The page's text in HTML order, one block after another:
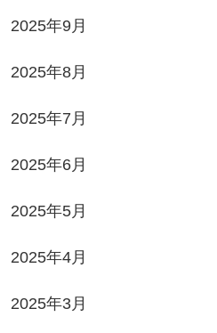
2025年9月
2025年8月
2025年7月
2025年6月
2025年5月
2025年4月
2025年3月